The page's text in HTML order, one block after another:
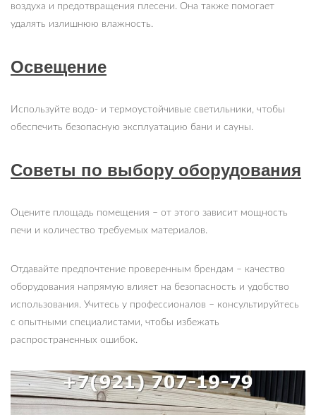
воздуха и предотвращения плесени. Она также помогает
удалять излишнюю влажность.
Освещение
Используйте водо- и термоустойчивые светильники, чтобы
обеспечить безопасную эксплуатацию бани и сауны.
Советы по выбору оборудования
Оцените площадь помещения – от этого зависит мощность
печи и количество требуемых материалов.
Отдавайте предпочтение проверенным брендам – качество
оборудования напрямую влияет на безопасность и удобство
использования. Учитесь у профессионалов – консультируйтесь
с опытными специалистами, чтобы избежать
распространенных ошибок.